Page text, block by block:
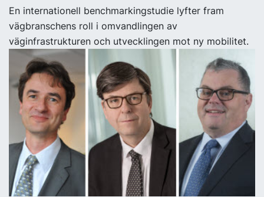
En internationell benchmarkingstudie lyfter fram
vägbranschens roll i omvandlingen av
väginfrastrukturen och utvecklingen mot ny mobilitet.